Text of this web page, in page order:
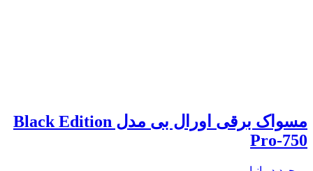
مسواک برقی اورال بی مدل Black Edition
Pro-750